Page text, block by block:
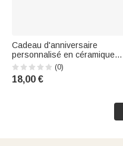
Cadeau d'anniversaire
personnalisé en céramique
avec nom et fleur de
naissance pour la petite amie
et l'épouse.
(0)
18,00 €